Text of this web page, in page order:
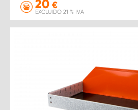
20 €
EXCLUIDO 21 % IVA